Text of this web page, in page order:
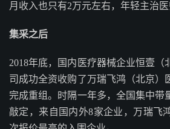
月收入也只有2万元左右，年轻主治医
集采之后
2018年底，国内医疗器械企业恒壹（
司成功全资收购了万瑞飞鸿（北京）
完成重组。时隔一年多，全国集中带
敲定，来自国内外8家企业，万瑞飞